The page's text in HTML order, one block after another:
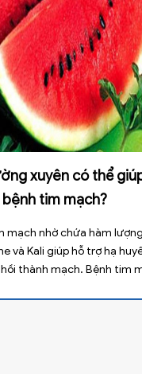
xuyên có thể
tim mạch?
mạch nhờ chứa hàm
và Kali giúp hỗ trợ hạ
thành mạch. Bệnh tim